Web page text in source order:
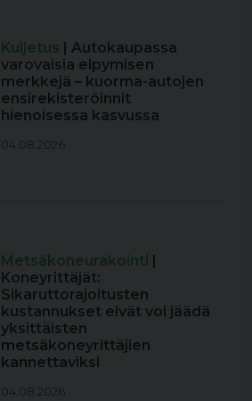
Kuljetus
| Autokaupassa
varovaisia elpymisen
merkkejä – kuorma-autojen
ensirekisteröinnit
hienoisessa kasvussa
04.08.2026
Metsäkoneurakointi
Koneyrittäjät:
Sikaruttorajoitusten
kustannukset eivät voi jäädä
yksittäisten
metsäkoneyrittäjien
kannettaviksi
04.08.2026